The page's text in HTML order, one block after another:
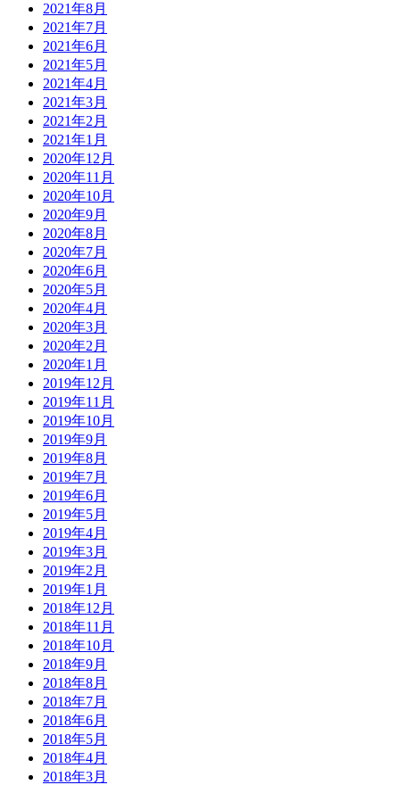
2021年8月
2021年7月
2021年6月
2021年5月
2021年4月
2021年3月
2021年2月
2021年1月
2020年12月
2020年11月
2020年10月
2020年9月
2020年8月
2020年7月
2020年6月
2020年5月
2020年4月
2020年3月
2020年2月
2020年1月
2019年12月
2019年11月
2019年10月
2019年9月
2019年8月
2019年7月
2019年6月
2019年5月
2019年4月
2019年3月
2019年2月
2019年1月
2018年12月
2018年11月
2018年10月
2018年9月
2018年8月
2018年7月
2018年6月
2018年5月
2018年4月
2018年3月